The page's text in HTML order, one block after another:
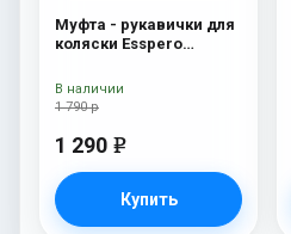
Муфта - рукавички для
коляски Esspero
шерсть) Chocolat
1 790 р
1 290 e
Купить
В наличии